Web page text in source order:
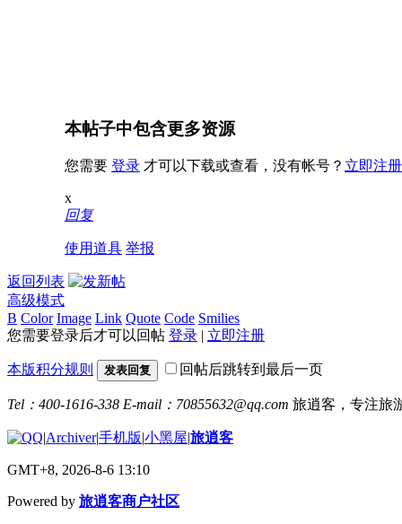
本帖子中包含更多资源
您需要 登录 才可以下载或查看，没有帐号？ 立即注册
x
回复
使用道具 举报
返回列表
高级模式
B Color Image Link Quote Code Smilies
您需要登录后才可以回帖 登录 | 立即注册
本版积分规则 发表回复 回帖后跳转到最后一页
Tel：400-1616-338 E-mail：70855632@qq.com 旅逍客，专注旅
|Archiver|手机版|小黑屋|旅逍客
GMT+8, 2026-8-6 13:10
Powered by 旅逍客商户社区